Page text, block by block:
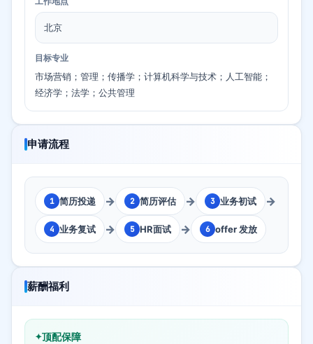
北京
目标专业
市场营销；管理；传播学；计算机科学与技术；人工智能；
经济学；法学；公共管理
申请流程
1 简历投递 → 2 简历评估 → 3 业务初试 →
4 业务复试 → 5 HR面试 → 6 offer 发放
薪酬福利
顶配保障